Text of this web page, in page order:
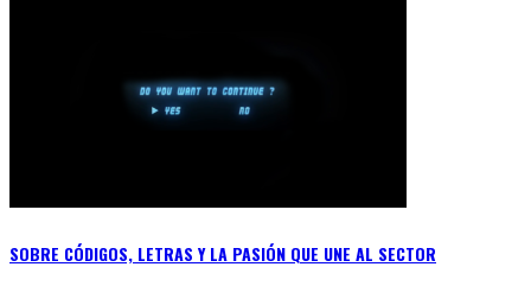
SOBRE CÓDIGOS, LETRAS Y LA PASIÓN QUE UNE AL SECTOR